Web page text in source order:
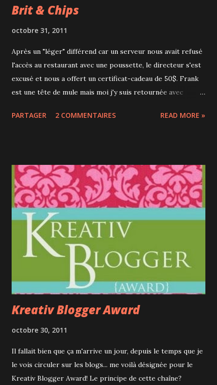
Brit & Chips
octobre 31, 2011
Après un "léger" différend car un serveur nous avait refusé
l'accès au restaurant avec une poussette, le directeur s'est
excusé et nous a offert un certificat-cadeau de 50$. Frank
est une tête de mule mais moi j'y suis retournée avec
le service a été TRÈS bon et nous nous sommes régalées :
et les différentes panures : Burgundy, sirop d'érable,
Guinness ou Orange crush. C'est très bon, original au goût
et pas si gras que ça. L'appétit nous ayant quitté, nous
sommes reparties avec de jolis doggy bags... ... Frank a
ainsi goûté et je crois même que je pourrai le convaincre
d'y retourner!
PARTAGER 2 COMMENTAIRES READ MORE »
Kreativ Blogger Award
octobre 30, 2011
Il fallait bien que ça m'arrive un jour, depuis le temps que je
le vois circuler sur les blogs... me voilà désignée pour le
Kreativ Blogger Award! Le principe de cette chaîne?